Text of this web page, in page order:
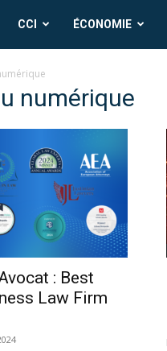
CCI
News
CCI ÉCONOMIE
numérique
: Best
Law Firm